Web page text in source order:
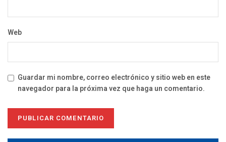
Web
Guardar mi nombre, correo electrónico y sitio web en este
navegador para la próxima vez que haga un comentario.